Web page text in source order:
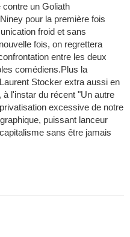
un Goliath
pour la première fois
froid et sans
fois, on regrettera
entre les deux
comédiens.Plus la
Stocker extra aussi en
l'instar du récent "Un autre
excessive de notre
puissant lanceur
sans être jamais